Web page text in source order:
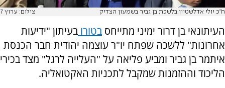
ח"כ יולי אדלשטיין בלשכת בן גביר בשמעון הצדיק צילום: ערוץ 7
העיתונאי בן דרור ימיני מתייחס בטורו בעיתון "ידיעות
אחרונות" ללשכה שפתח יו"ר עוצמה יהודית חבר הכנסת
איתמר בן גביר ומביע פליאה על "העלייה לרגל" מצד בכירי
הליכוד וההזמנות שמקבל לתכניות האקטואליה.